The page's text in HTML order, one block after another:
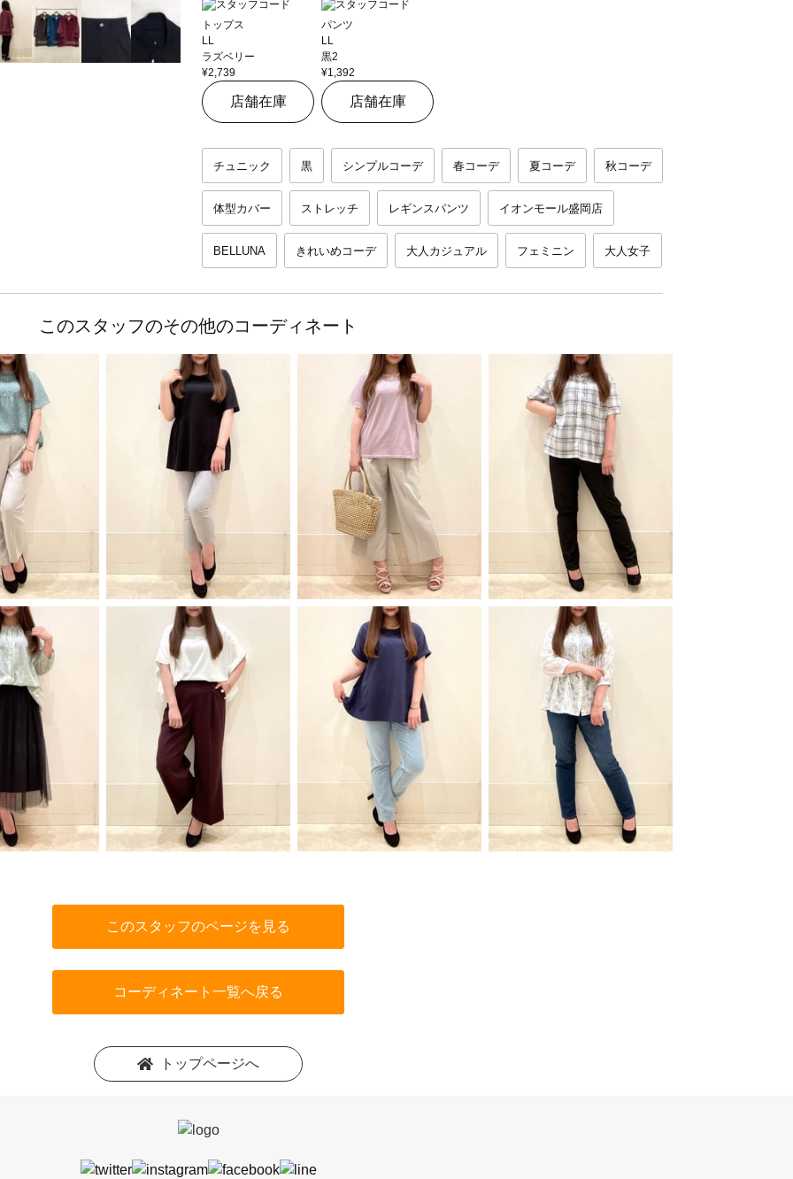
トップス
LL
ラズベリー
¥2,739
店舗在庫
パンツ
LL
黒2
¥1,392
店舗在庫
チュニック 黒 シンプルコーデ 春コーデ 夏コーデ 秋コーデ
体型カバー ストレッチ レギンスパンツ イオンモール盛岡店
BELLUNA きれいめコーデ 大人カジュアル フェミニン 大人女子
このスタッフのその他のコーディネート
このスタッフのページを見る
コーディネート一覧へ戻る
トップページへ